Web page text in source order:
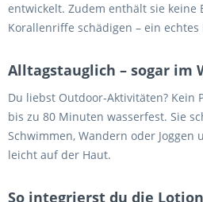
entwickelt. Zudem enthält sie keine
Korallenriffe schädigen – ein
Alltagstauglich – sogar im
Du liebst Outdoor-Aktivitäten? Kein
bis zu 80 Minuten wasserfest. Sie
Schwimmen, Wandern oder
leicht auf der Haut.
So integrierst du die